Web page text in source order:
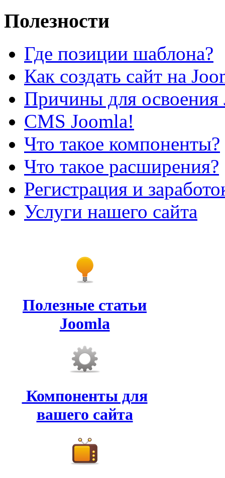
Полезности
Где позиции шаблона?
Как создать сайт на
Причины для освоения
CMS Joomla!
Что такое компоненты?
Что такое расширения?
Регистрация и
Услуги нашего сайта
Полезные статьи
Joomla
Компоненты для
вашего сайта